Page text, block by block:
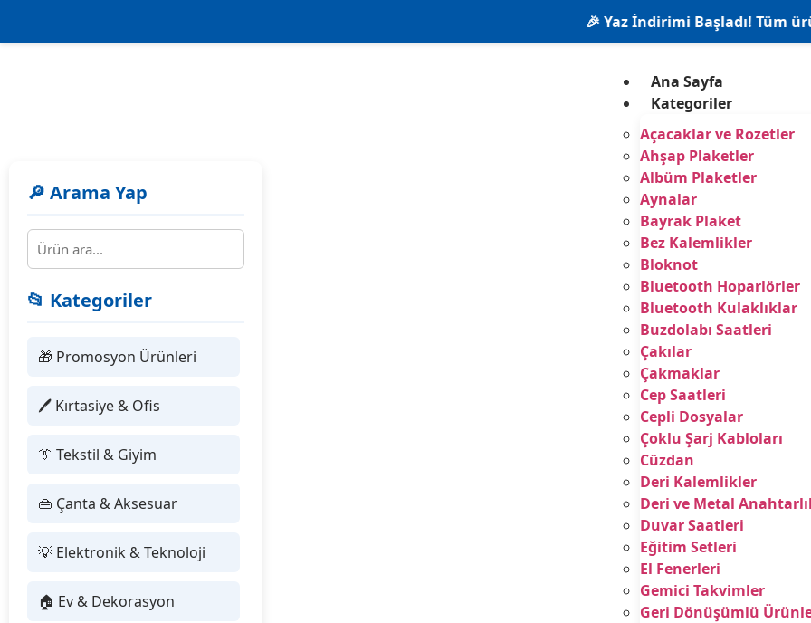
🎉 Yaz İndirimi Başladı! Tüm ürünlerde
Ana Sayfa
Kategoriler
Açacaklar ve Rozetler
Ahşap Plaketler
Albüm Plaketler
Aynalar
Bayrak Plaket
Bez Kalemlikler
Bloknot
Bluetooth Hoparlörler
Bluetooth Kulaklıklar
Buzdolabı Saatleri
Çakılar
Çakmaklar
Cep Saatleri
Cepli Dosyalar
Çoklu Şarj Kabloları
Cüzdan
Deri Kalemlikler
Deri ve Metal
Duvar Saatleri
Eğitim Setleri
El Fenerleri
Gemici Takvimler
Geri Dönüşümlü
🔎 Arama Yap
📂 Kategoriler
🎁 Promosyon Ürünleri
🖊 Kırtasiye & Ofis
👔 Tekstil & Giyim
👜 Çanta & Aksesuar
💡 Elektronik & Teknoloji
🏠 Ev & Dekorasyon